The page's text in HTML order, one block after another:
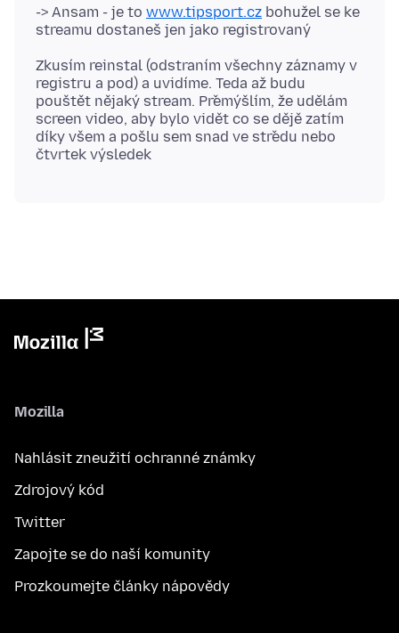
-> Ansam - je to www.tipsport.cz bohužel se ke
Zkusím reinstal (odstraním všechny záznamy v
registru a pod) a uvidíme. Teda až budu
pouštět nějaký stream. Přemýšlím, že udělám
screen video, aby bylo vidět co se dějě zatím
díky všem a pošlu sem snad ve středu nebo
Mozilla
Nahlásit zneužití ochranné známky
Zdrojový kód
Twitter
Zapojte se do naší komunity
Prozkoumejte články nápovědy